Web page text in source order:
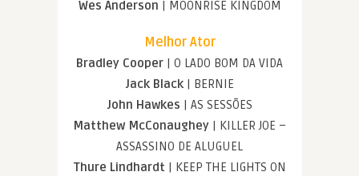
Wes Anderson | MOONRISE KINGDOM
Melhor Ator
Bradley Cooper | O LADO BOM DA VIDA
Jack Black| BERNIE
John Hawkes | AS SESSÕES
Matthew McConaughey | KILLER JOE –
ASSASSINO DE ALUGUEL
Thure Lindhardt | KEEP THE LIGHTS ON